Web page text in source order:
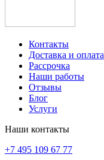
Контакты
Доставка и оплата
Рассрочка
Наши работы
Отзывы
Блог
Услуги
Наши контакты
+7 495 109 67 77